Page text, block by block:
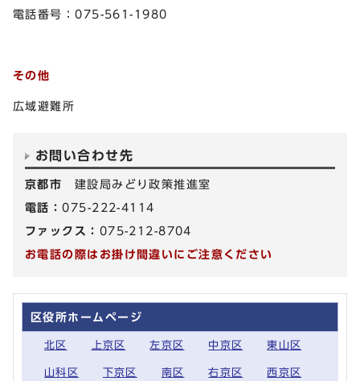
電話番号：075-561-1980
その他
広域避難所
お問い合わせ先
京都市 建設局みどり政策推進室
電話：075-222-4114
ファックス： 075-212-8704
お電話の際はお掛け間違いにご注意ください
区役所ホームページ
北区 上京区 左京区 中京区 東山区
山科区 下京区 南区 右京区 西京区